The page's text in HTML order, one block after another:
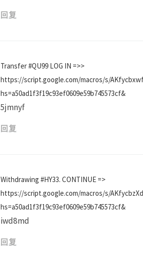
回复
Transfer #QU99 LOG IN =>>
https://script.google.com/macros/s/
hs=a50ad1f3f19c93ef0609e59b745573cf&
5jmnyf
回复
Withdrаwing #НY33. СОNТINUЕ =>
https://script.google.com/macros/s/
hs=a50ad1f3f19c93ef0609e59b745573cf&
iwd8md
回复